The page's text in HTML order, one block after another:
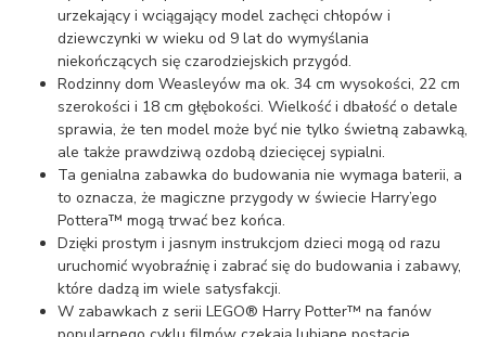
urzekający i wciągający model zachęci chłopów i
dziewczynki w wieku od 9 lat do wymyślania
niekończących się czarodziejskich przygód.
Rodzinny dom Weasleyów ma ok. 34 cm wysokości, 22 cm
szerokości i 18 cm głębokości. Wielkość i dbałość o detale
sprawia, że ten model może być nie tylko świetną zabawką,
ale także prawdziwą ozdobą dziecięcej sypialni.
Ta genialna zabawka do budowania nie wymaga baterii, a
to oznacza, że magiczne przygody w świecie Harry’ego
Pottera™ mogą trwać bez końca.
Dzięki prostym i jasnym instrukcjom dzieci mogą od razu
uruchomić wyobraźnię i zabrać się do budowania i zabawy,
które dadzą im wiele satysfakcji.
W zabawkach z serii LEGO® Harry Potter™ na fanów